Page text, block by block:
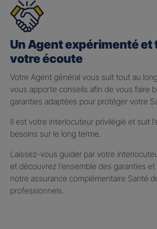
Un Agent expérimenté et
votre écoute
Votre Agent général vous suit tout au
vous apporte conseils afin de vous faire
garanties adaptées pour protéger votre
Il est votre interlocuteur privilégié et suit
besoins sur le long terme.
Laissez-vous guider par votre
et découvrez l’ensemble des garanties
notre assurance complémentaire Santé
professionnels.